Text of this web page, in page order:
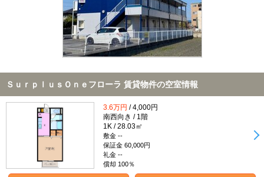
ＳｕｒｐｌｕｓＯｎｅフローラ 賃貸物件の空室情報
3.6万円 / 4,000円
南西向き / 1階
1K / 28.03㎡
敷金 --
保証金 60,000円
礼金 --
償却 100％